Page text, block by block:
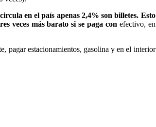
en el país apenas 2,4% son billetes. Esto
veces más barato si se paga con efectivo, en
pagar estacionamientos, gasolina y en el interior